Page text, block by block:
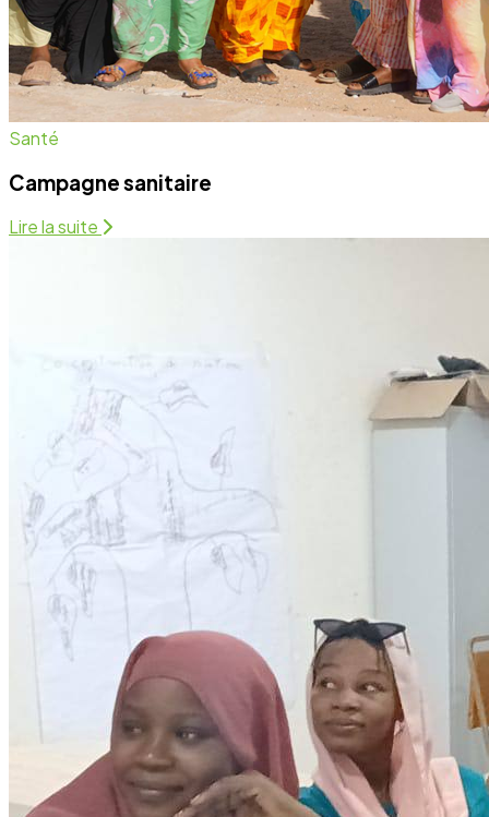
Santé
Campagne sanitaire
Lire la suite